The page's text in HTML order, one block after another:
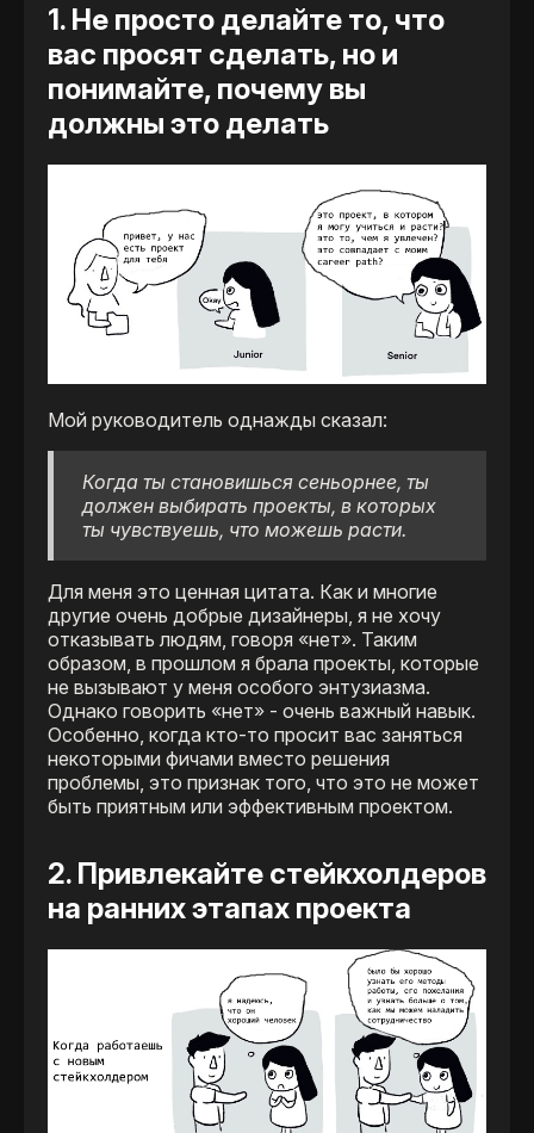
1. Не просто делайте то, что
вас просят сделать, но и
понимайте, почему вы
должны это делать
Мой руководитель однажды сказал:
Когда ты становишься сеньорнее, ты
должен выбирать проекты, в которых
ты чувствуешь, что можешь расти.
Для меня это ценная цитата. Как и многие
другие очень добрые дизайнеры, я не хочу
отказывать людям, говоря «нет». Таким
образом, в прошлом я брала проекты, которые
не вызывают у меня особого энтузиазма.
Однако говорить «нет» - очень важный навык.
Особенно, когда кто-то просит вас заняться
некоторыми фичами вместо решения
проблемы, это признак того, что это не может
быть приятным или эффективным проектом.
2. Привлекайте стейкхолдеров
на ранних этапах проекта